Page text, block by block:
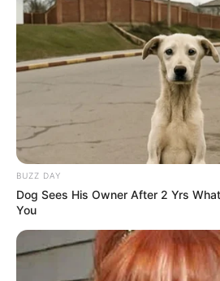
10 Desain Kanopi Tempat
Tidur, Serasa Beristirahat di
Kamar Raja
BUZZ DAY
Dog Sees His Owner After 2 Yrs
You